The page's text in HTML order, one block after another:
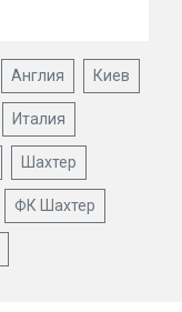
Англия Киев
Италия
Шахтер
ФК Шахтер